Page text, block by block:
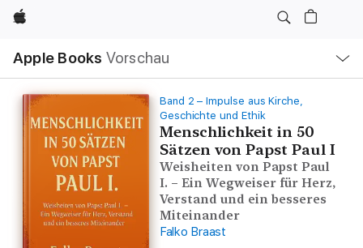
Apple
Apple Books Vorschau
Navigation
Menü
öffnen
Band 2 – Impulse aus Kirche,
Geschichte und Ethik
Menschlichkeit in 50
Sätzen von Papst Paul I
Weisheiten von Papst Paul
I. – Ein Wegweiser für Herz,
Verstand und ein besseres
Miteinander
Falko Braast